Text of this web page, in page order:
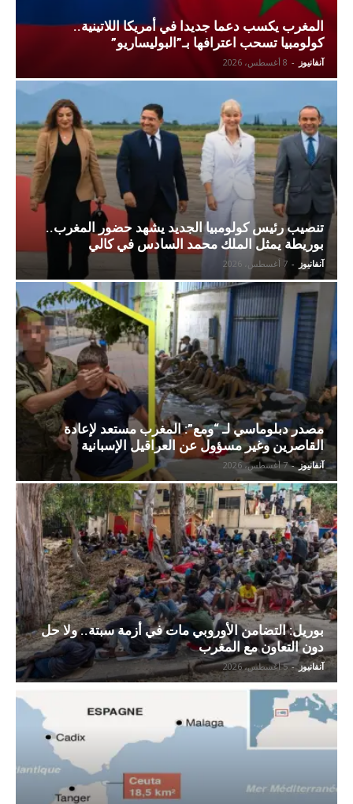
المغرب يكسب دعما جديدا في أمريكا اللاتينية..
كولومبيا تسحب اعترافها بـ”البوليساريو”
آنفانيوز - 8 أغسطس، 2026
تنصيب رئيس كولومبيا الجديد يشهد حضور المغرب..
بوريطة يمثل الملك محمد السادس في كالي
آنفانيوز - 7 أغسطس، 2026
مصدر دبلوماسي لـ “ومع”: المغرب مستعد لإعادة
القاصرين وغير مسؤول عن العراقيل الإسبانية
آنفانيوز - 7 أغسطس، 2026
بوريل: التضامن الأوروبي مات في أزمة سبتة.. ولا حل
دون التعاون مع المغرب
آنفانيوز - 5 أغسطس، 2026